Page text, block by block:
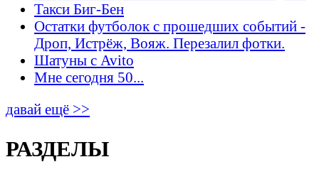
Такси Биг-Бен
Остатки футболок с прошедших событий -
Дроп, Истрёж, Вояж. Перезалил фотки.
Шатуны с Avito
Мне сегодня 50...
давай ещё >>
РАЗДЕЛЫ